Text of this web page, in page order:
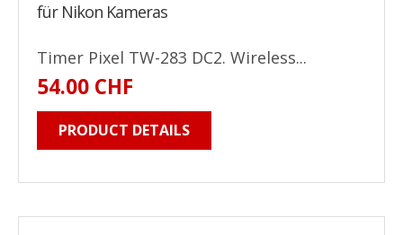
für Nikon Kameras
Timer Pixel TW-283 DC2. Wireless...
54.00 CHF
PRODUCT DETAILS